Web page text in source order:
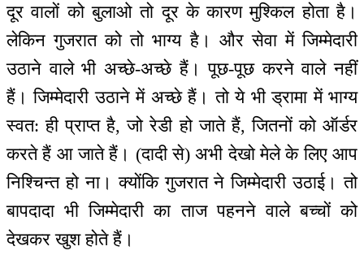
दूर वालों को बुलाओ तो दूर के कारण मुश्किल होता है।
लेकिन गुजरात को तो भाग्य है। और सेवा में जिम्मेदारी
उठाने वाले भी अच्छे-अच्छे हैं। पूछ-पूछ करने वाले नहीं
हैं। जिम्मेदारी उठाने में अच्छे हैं। तो ये भी ड्रामा में भाग्य
स्वत: ही प्राप्त है, जो रेडी हो जाते हैं, जितनों को ऑर्डर
करते हैं आ जाते हैं। (दादी से) अभी देखो मेले के लिए आप
निश्चिन्त हो ना। क्योंकि गुजरात ने जिम्मेदारी उठाई। तो
बापदादा भी जिम्मेदारी का ताज पहनने वाले बच्चों को
देखकर खुश होते हैं।